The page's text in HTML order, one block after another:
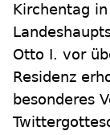
Kirchentag
Otto I. vor
Residenz
besonderes